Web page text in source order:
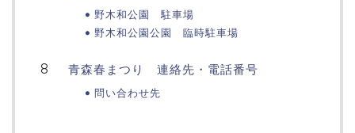
野木和公園 駐車場
野木和公園公園 臨時駐車場
青森春まつり 連絡先・電話番号
問い合わせ先